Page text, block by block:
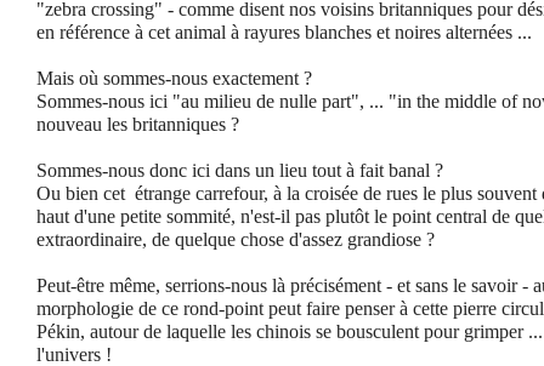
"zebra crossing" - comme disent nos voisins britanniques pour
en référence à cet animal à rayures blanches et noires alternées ...
Mais où sommes-nous exactement ?
Sommes-nous ici "au milieu de nulle part", ... "in the middle of
nouveau les britanniques ?
Sommes-nous donc ici dans un lieu tout à fait banal ?
Ou bien cet étrange carrefour, à la croisée de rues le plus souvent
haut d'une petite sommité, n'est-il pas plutôt le point central de
extraordinaire, de quelque chose d'assez grandiose ?
Peut-être même, serrions-nous là précisément - et sans le savoir -
morphologie de ce rond-point peut faire penser à cette pierre
Pékin, autour de laquelle les chinois se bousculent pour grimper
l'univers !